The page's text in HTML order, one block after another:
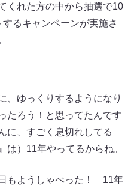
くれた方の中から抽選で10
るキャンペーンが実施さ
ゆっくりするようになり
たろう！と思ってたんです
に、すごく息切れしてる
は）11年やってるからね。
もようしゃべった！ 11年